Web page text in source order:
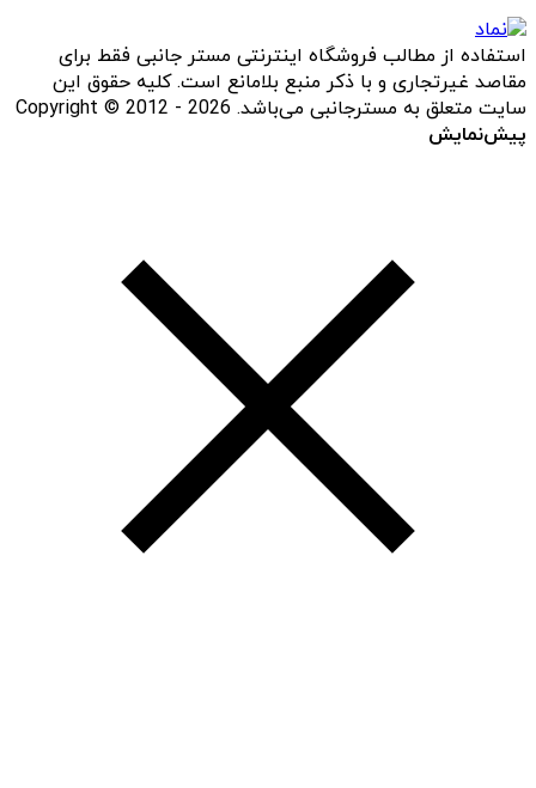
استفاده از مطالب فروشگاه اینترنتی مستر جانبی فقط برای
مقاصد غیرتجاری و با ذکر منبع بلامانع است. کلیه حقوق این
سایت متعلق به مسترجانبی می‌باشد. Copyright © 2012 - 2026
پیش‌نمایش